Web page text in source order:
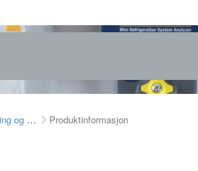
Nettledning og støpsel Produktinformasjon